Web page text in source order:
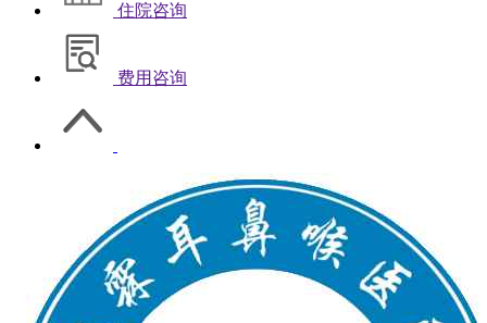
住院咨询
费用咨询